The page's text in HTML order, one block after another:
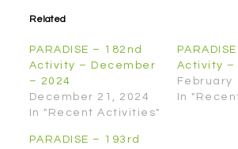
Related
PARADISE – 182nd
Activity – December
– 2024
December 21, 2024
In "Recent Activities"
Activity –
February
In
PARADISE – 193rd